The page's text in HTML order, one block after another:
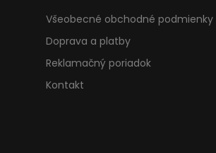
Všeobecné obchodné podmienky
Doprava a platby
Reklamačný poriadok
Kontakt